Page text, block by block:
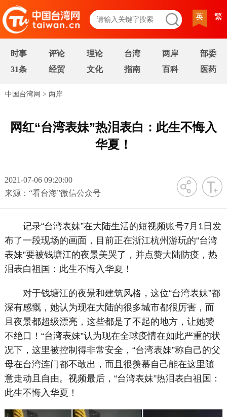
英 繁
时事 评论 理论 台湾 两岸
部委
31条
经贸 文化 指南 百科 医药
中国台湾网 > 两岸
网红“台湾表妹”热泪表白：此生不悔入
华夏！
2021-07-06 09:20:00
来源：“看台海”微信公众号
字号
记录“台湾表妹”在大陆生活的短视频账号7月1日发
布了一段现场的画面，目前正在浙江杭州游玩的“台湾
表妹”要被钱塘江的夜景美哭了，并点赞大陆防疫，热
泪表白祖国：此生不悔入华夏！
对于钱塘江的夜景和建筑风格，这位“台湾表妹”都
深有感慨，她认为现在大陆的很多城市都很厉害，而
且夜景都超级漂亮，这些都是了不起的地方，让她赞
不绝口！“台湾表妹”认为现在全球疫情在如此严重的状
况下，这里被控制得非常安全，“台湾表妹”称自己的父
母在台湾连门都不敢出，而且很羡慕自己能在这里随
意走动且自由。视频最后，“台湾表妹”热泪表白祖国：
此生不悔入华夏！